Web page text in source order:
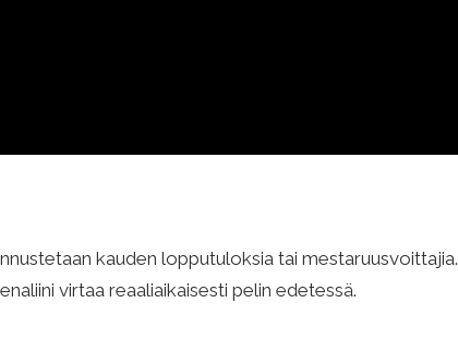
kauden lopputuloksia tai mestaruusvoittajia.
virtaa reaaliaikaisesti pelin edetessä.